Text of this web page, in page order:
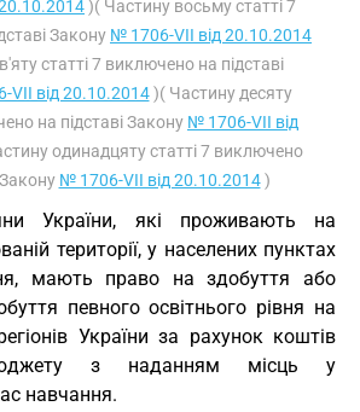
)( Частину восьму статті 7
Закону № 1706-VII від 20.10.2014
статті 7 виключено на підставі
VII від 20.10.2014)( Частину десяту
на підставі Закону № 1706-VII від
одинадцяту статті 7 виключено
Закону № 1706-VII від 20.10.2014)
України, які проживають на
території, у населених пунктах
мають право на здобуття або
певного освітнього рівня на
України за рахунок коштів
з наданням місць у
навчання.